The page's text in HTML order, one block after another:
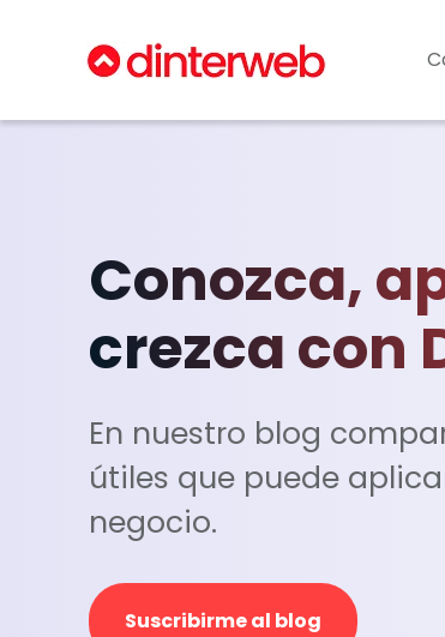
Conozca,
crezca con
En nuestro blog
útiles que puede
negocio.
Suscribirme al blog